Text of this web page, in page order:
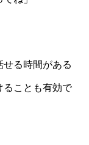
せる時間がある
ることも有効で